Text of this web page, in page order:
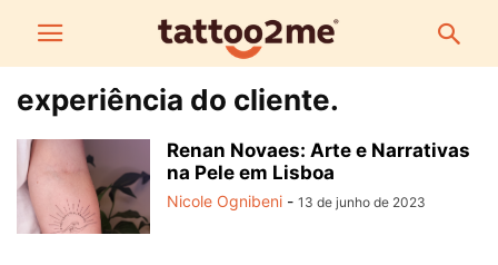
experiência do cliente.
Renan Novaes: Arte e Narrativas
na Pele em Lisboa
Nicole Ognibeni - 13 de junho de 2023